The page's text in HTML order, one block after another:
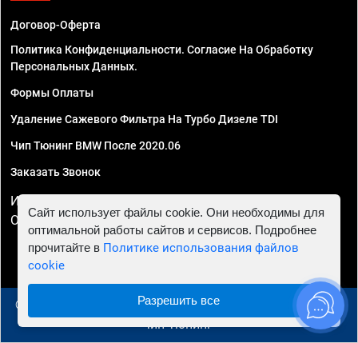
Договор-Оферта
Политика Конфиденциальности. Согласие На Обработку
Персональных Данных.
Формы Оплаты
Удаление Сажевого Фильтра На Турбо Дизеле TDI
Чип Тюнинг BMW После 2020.06
Заказать Звонок
ИП Смирнов Георгий Павлович. ИНН 781302555843,
ОГРНИП 324470400032610
© 2010 - 2026 Чип тюнинг в Сургуте - Автосервис "Евро
Чип Тюнинг"
Сайт использует файлы cookie. Они необходимы для
оптимальной работы сайтов и сервисов. Подробнее
прочитайте в Политике использования файлов
cookie
Разрешить все